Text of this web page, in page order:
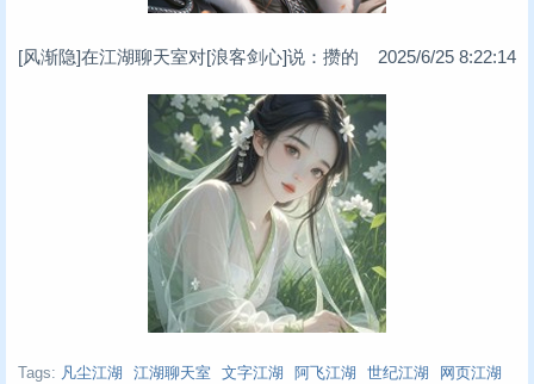
[风渐隐]在江湖聊天室对[浪客剑心]说：攒的 2025/6/25 8:22:14
Tags: 凡尘江湖 江湖聊天室 文字江湖 阿飞江湖 世纪江湖
网页江湖